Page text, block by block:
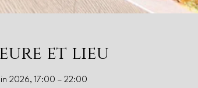
et lieu
2026, 17:00 – 22:00